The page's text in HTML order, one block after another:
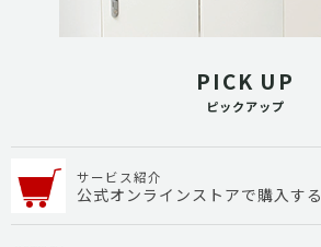
PICK UP
ピックアップ
サービス紹介
公式オンラインストアで購入する